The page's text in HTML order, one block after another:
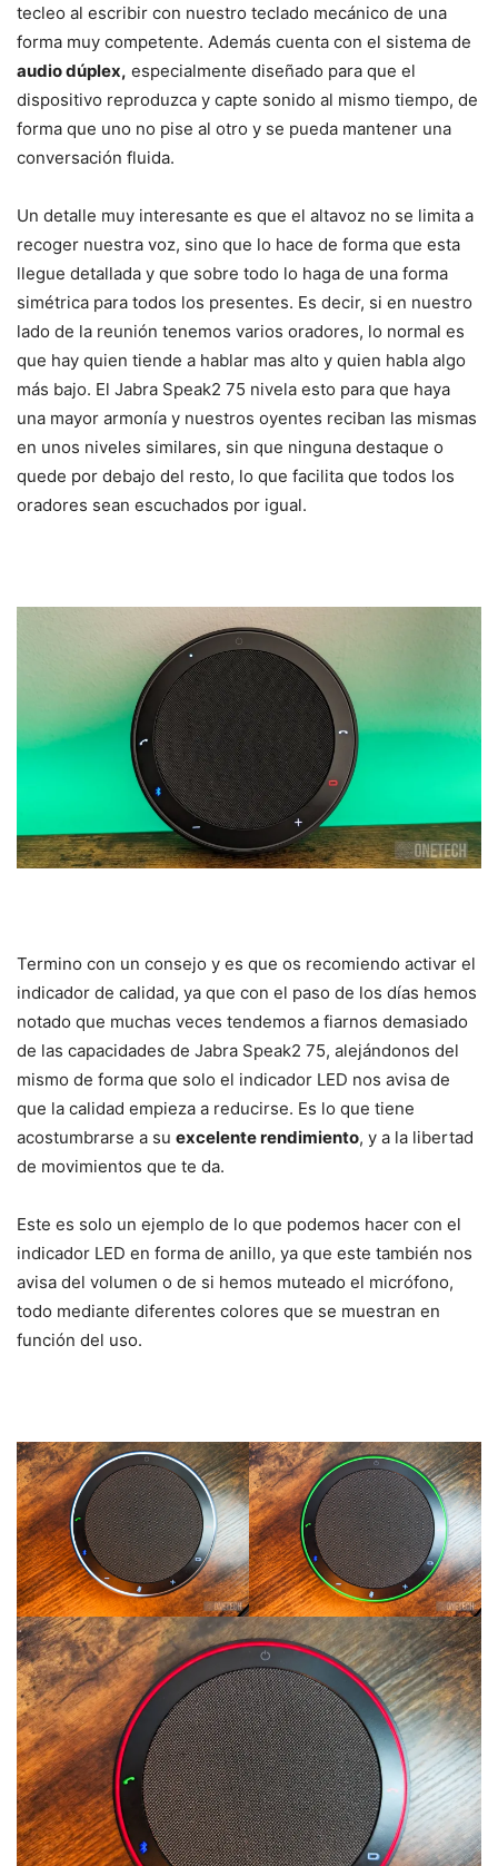
tecleo al escribir con nuestro teclado mecánico de una
forma muy competente. Además cuenta con el sistema de
audio dúplex, especialmente diseñado para que el
dispositivo reproduzca y capte sonido al mismo tiempo, de
forma que uno no pise al otro y se pueda mantener una
conversación fluida.
Un detalle muy interesante es que el altavoz no se limita a
recoger nuestra voz, sino que lo hace de forma que esta
llegue detallada y que sobre todo lo haga de una forma
simétrica para todos los presentes. Es decir, si en nuestro
lado de la reunión tenemos varios oradores, lo normal es
que hay quien tiende a hablar mas alto y quien habla algo
más bajo. El Jabra Speak2 75 nivela esto para que haya
una mayor armonía y nuestros oyentes reciban las mismas
en unos niveles similares, sin que ninguna destaque o
quede por debajo del resto, lo que facilita que todos los
oradores sean escuchados por igual.
Termino con un consejo y es que os recomiendo activar el
indicador de calidad, ya que con el paso de los días hemos
notado que muchas veces tendemos a fiarnos demasiado
de las capacidades de Jabra Speak2 75, alejándonos del
mismo de forma que solo el indicador LED nos avisa de
que la calidad empieza a reducirse. Es lo que tiene
acostumbrarse a su excelente rendimiento, y a la libertad
de movimientos que te da.
Este es solo un ejemplo de lo que podemos hacer con el
indicador LED en forma de anillo, ya que este también nos
avisa del volumen o de si hemos muteado el micrófono,
todo mediante diferentes colores que se muestran en
función del uso.